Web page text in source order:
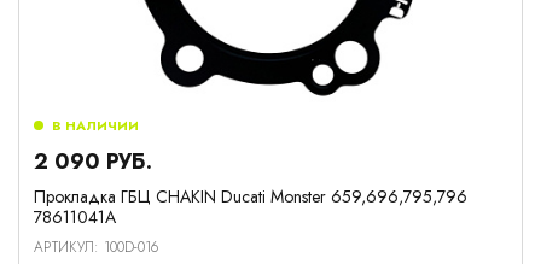
Прокладка ГБЦ CHAKIN Ducati Monster 659,696,795,796
78611041A
АРТИКУЛ: 100D-016
В НАЛИЧИИ
2 090 РУБ.